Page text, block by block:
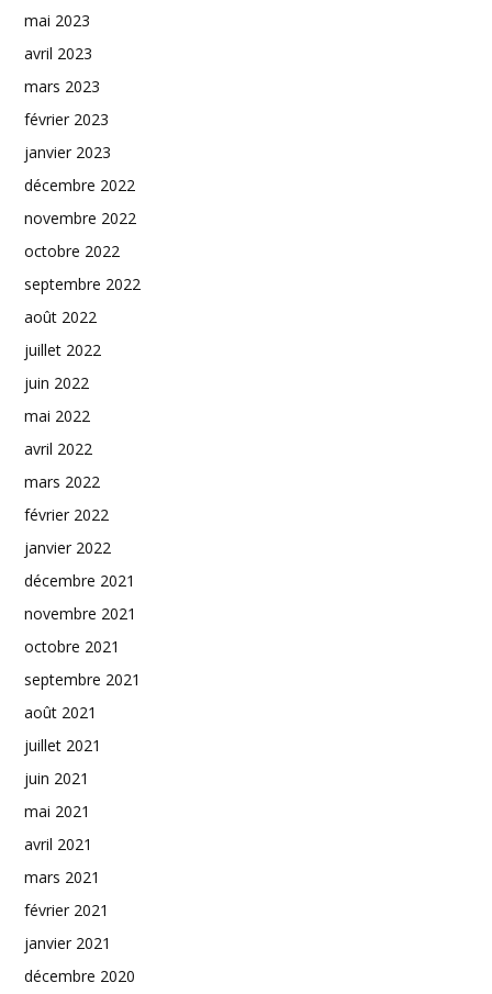
mai 2023
avril 2023
mars 2023
février 2023
janvier 2023
décembre 2022
novembre 2022
octobre 2022
septembre 2022
août 2022
juillet 2022
juin 2022
mai 2022
avril 2022
mars 2022
février 2022
janvier 2022
décembre 2021
novembre 2021
octobre 2021
septembre 2021
août 2021
juillet 2021
juin 2021
mai 2021
avril 2021
mars 2021
février 2021
janvier 2021
décembre 2020